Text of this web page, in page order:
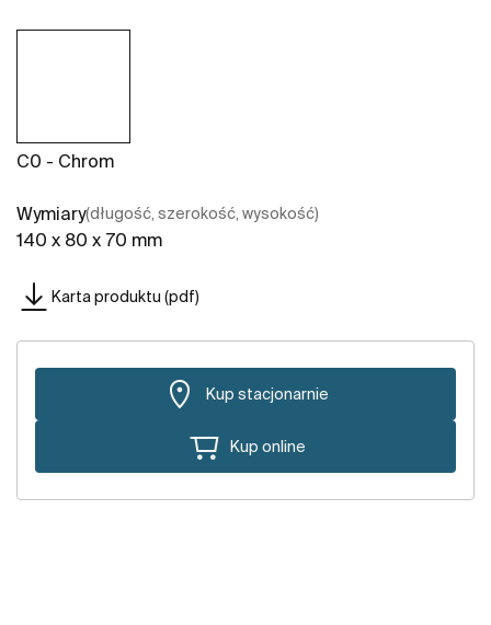
C0 - Chrom
Wymiary(długość, szerokość, wysokość)
140 x 80 x 70 mm
Karta produktu (pdf)
Kup stacjonarnie
Kup online